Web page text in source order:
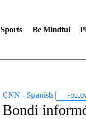
Sports Be Mindful
CNN - Spanish
Bondi